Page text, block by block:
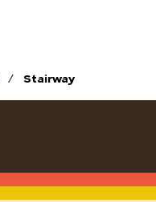
Stairway